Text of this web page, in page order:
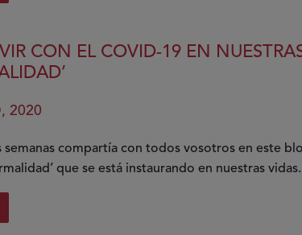
la
gente
CON EL COVID-19 EN
2020
semanas compartía con todos vosotros en este
que se está instaurando en nuestras vidas.